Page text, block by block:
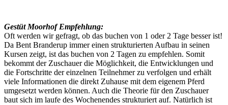
Gestüt Moorhof Empfehlung:
Oft werden wir gefragt, ob das buchen von 1 oder 2 Tage besser ist!
Da Bent Branderup immer einen strukturierten Aufbau in seinen
Kursen zeigt, ist das buchen von 2 Tagen zu empfehlen. Somit
bekommt der Zuschauer die Möglichkeit, die Entwicklungen und
die Fortschritte der einzelnen Teilnehmer zu verfolgen und erhält
viele Informationen die direkt Zuhause mit dem eigenem Pferd
umgesetzt werden können. Auch die Theorie für den Zuschauer
baut sich im laufe des Wochenendes strukturiert auf. Natürlich ist